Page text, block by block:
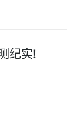
纪实!